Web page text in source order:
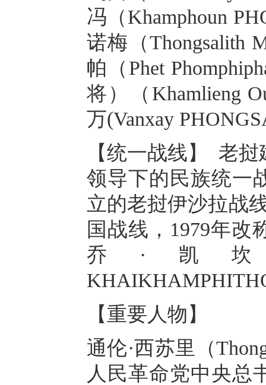
冯（Khamphoun
诺梅（Thongsalith
帕（Phet
将）（Khamlieng
万(Vanxay
【统一战线】 老
领导下的民族统一
立的老挝伊沙拉战
国战线，1979年改
乔·凯坎
【重要人物】
通伦·西苏里（
人民革命党中央总